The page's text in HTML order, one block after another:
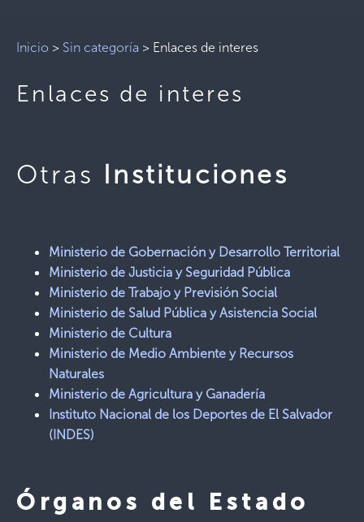
Inicio > Sin categoría > Enlaces de interes
Enlaces de interes
Otras Instituciones
Ministerio de Gobernación y Desarrollo Territorial
Ministerio de Justicia y Seguridad Pública
Ministerio de Trabajo y Previsión Social
Ministerio de Salud Pública y Asistencia Social
Ministerio de Cultura
Ministerio de Medio Ambiente y Recursos
Naturales
Ministerio de Agricultura y Ganadería
Instituto Nacional de los Deportes de El Salvador
(INDES)
Órganos del Estado